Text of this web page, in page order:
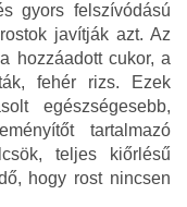
gyors felszívódású
javítják azt. Az
hozzáadott cukor, a
fehér rizs. Ezek
egészségesebb,
tartalmazó
teljes kiőrlésű
hogy rost nincsen